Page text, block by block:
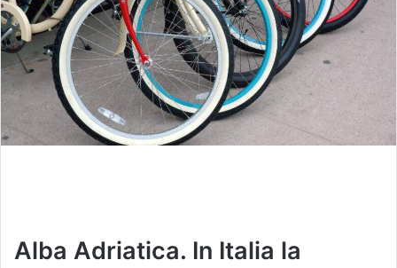
a
i
l
Alba Adriatica. In Italia la